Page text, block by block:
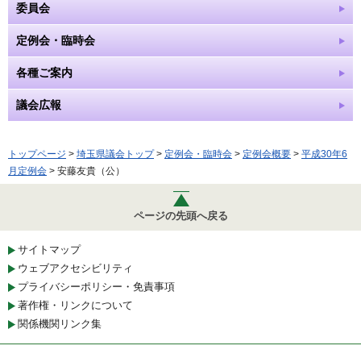
委員会
定例会・臨時会
各種ご案内
議会広報
トップページ > 埼玉県議会トップ> 定例会・臨時会 > 定例会概要 > 平成30年6
月定例会 > 安藤友貴（公）
ページの先頭へ戻る
サイトマップ
ウェブアクセシビリティ
プライバシーポリシー・免責事項
著作権・リンクについて
関係機関リンク集